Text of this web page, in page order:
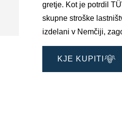
gretje. Kot je potrdil
skupne stroške
izdelani v Nemčiji,
KJE KUPITI